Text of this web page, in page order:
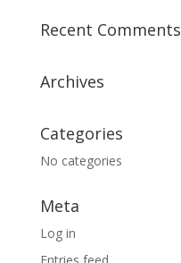
Recent Comments
Archives
Categories
No categories
Meta
Log in